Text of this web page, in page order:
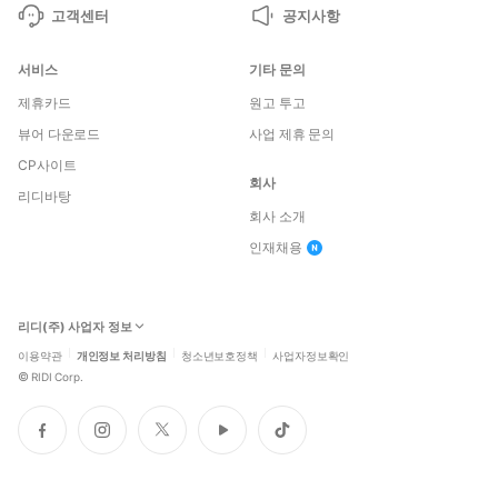
고객센터 공지사항
서비스
제휴카드
뷰어 다운로드
CP사이트
리디바탕
기타 문의
원고 투고
사업 제휴 문의
회사
회사 소개
인재채용
리디(주) 사업자 정보
이용약관 개인정보 처리방침 청소년보호정책 사업자정보확인
© RIDI Corp.
페
이
인
스
트
위
유
튜
틱
톡